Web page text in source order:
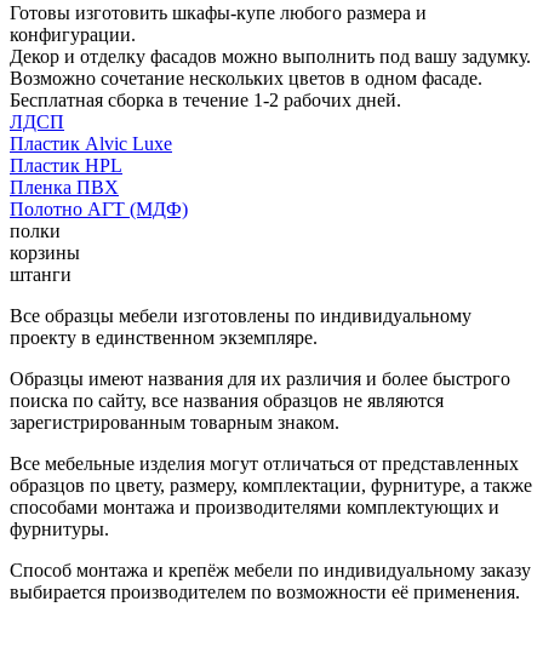
Готовы изготовить шкафы-купе любого размера и
конфигурации.
Декор и отделку фасадов можно выполнить под вашу задумку.
Возможно сочетание нескольких цветов в одном фасаде.
Бесплатная сборка в течение 1-2 рабочих дней.
ЛДСП
Пластик Alvic Luxe
Пластик HPL
Пленка ПВХ
Полотно АГТ (МДФ)
полки
корзины
штанги
Все образцы мебели изготовлены по индивидуальному
проекту в единственном экземпляре.
Образцы имеют названия для их различия и более быстрого
поиска по сайту, все названия образцов не являются
зарегистрированным товарным знаком.
Все мебельные изделия могут отличаться от представленных
образцов по цвету, размеру, комплектации, фурнитуре, а также
способами монтажа и производителями комплектующих и
фурнитуры.
Способ монтажа и крепёж мебели по индивидуальному заказу
выбирается производителем по возможности её применения.